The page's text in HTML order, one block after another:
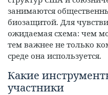
занимаются
биозащитой. Для
ожидаемая схема: чем
тем важнее не только
среде она используется.
Какие
участники